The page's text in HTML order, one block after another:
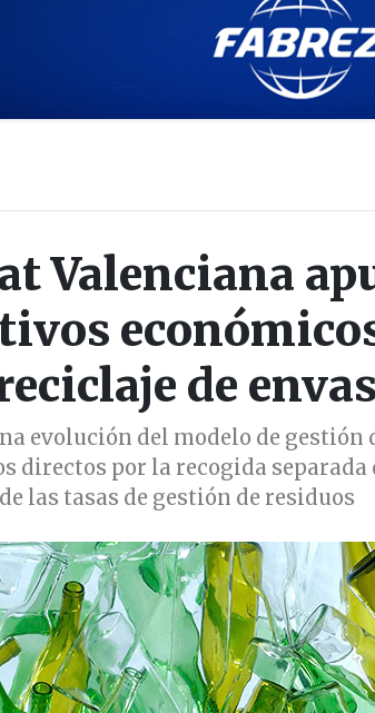
Valenciana
de
evolución del modelo de gestión
directos por la recogida separada
las tasas de gestión de residuos